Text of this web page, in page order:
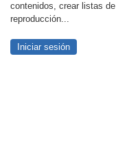
contenidos, crear listas de
reproducción...
Iniciar sesión